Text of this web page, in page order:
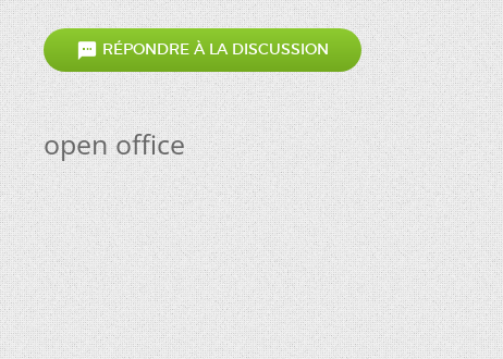
 RÉPONDRE À LA DISCUSSION
open office